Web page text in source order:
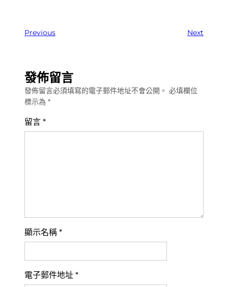
Previous Next
發佈留言
發佈留言必須填寫的電子郵件地址不會公開。 必填欄位
標示為 *
留言 *
顯示名稱 *
電子郵件地址 *